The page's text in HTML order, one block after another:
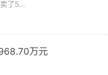
了5...
万元